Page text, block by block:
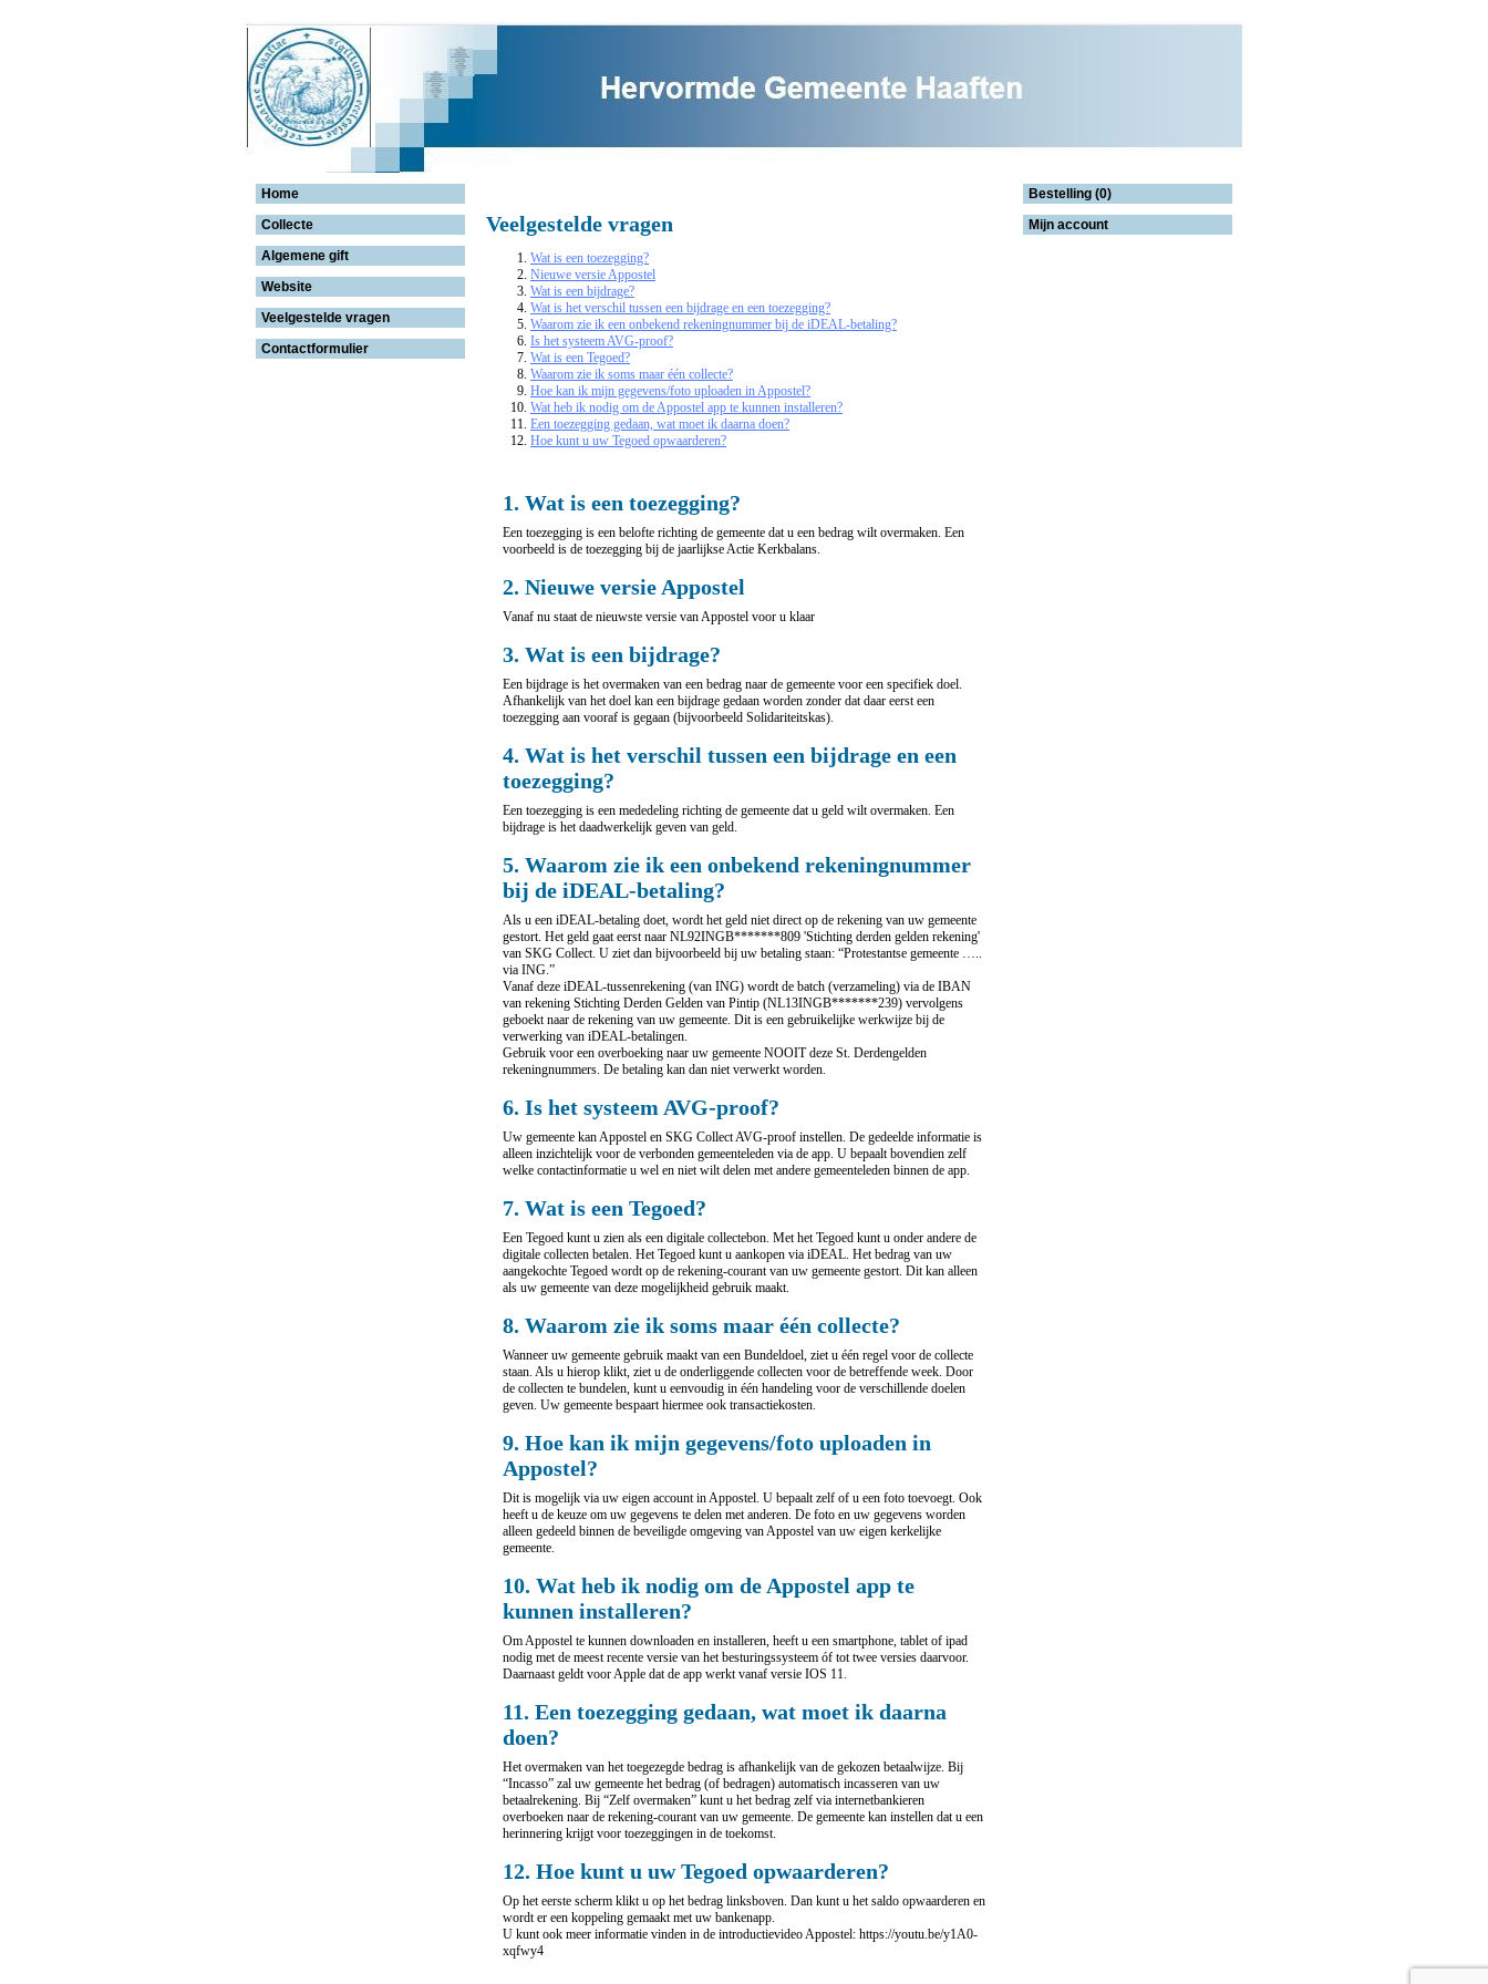
Veelgestelde vragen
Wat is een toezegging?
Nieuwe versie Appostel
Wat is een bijdrage?
Wat is het verschil tussen een bijdrage en een toezegging?
Waarom zie ik een onbekend rekeningnummer bij de iDEAL-betaling?
Is het systeem AVG-proof?
Wat is een Tegoed?
Waarom zie ik soms maar één collecte?
Hoe kan ik mijn gegevens/foto uploaden in Appostel?
Wat heb ik nodig om de Appostel app te kunnen installeren?
Een toezegging gedaan, wat moet ik daarna doen?
Hoe kunt u uw Tegoed opwaarderen?
1. Wat is een toezegging?
Een toezegging is een belofte richting de gemeente dat u een bedrag wilt overmaken. Een
voorbeeld is de toezegging bij de jaarlijkse Actie Kerkbalans.
2. Nieuwe versie Appostel
Vanaf nu staat de nieuwste versie van Appostel voor u klaar
3. Wat is een bijdrage?
Een bijdrage is het overmaken van een bedrag naar de gemeente voor een specifiek doel.
Afhankelijk van het doel kan een bijdrage gedaan worden zonder dat daar eerst een
toezegging aan vooraf is gegaan (bijvoorbeeld Solidariteitskas).
4. Wat is het verschil tussen een bijdrage en een
toezegging?
Een toezegging is een mededeling richting de gemeente dat u geld wilt overmaken. Een
bijdrage is het daadwerkelijk geven van geld.
5. Waarom zie ik een onbekend rekeningnummer
bij de iDEAL-betaling?
Als u een iDEAL-betaling doet, wordt het geld niet direct op de rekening van uw gemeente
gestort. Het geld gaat eerst naar NL92INGB*******809 'Stichting derden gelden rekening'
van SKG Collect. U ziet dan bijvoorbeeld bij uw betaling staan: “Protestantse gemeente …..
via ING.”
Vanaf deze iDEAL-tussenrekening (van ING) wordt de batch (verzameling) via de IBAN
van rekening Stichting Derden Gelden van Pintip (NL13INGB*******239) vervolgens
geboekt naar de rekening van uw gemeente. Dit is een gebruikelijke werkwijze bij de
verwerking van iDEAL-betalingen.
Gebruik voor een overboeking naar uw gemeente NOOIT deze St. Derdengelden
rekeningnummers. De betaling kan dan niet verwerkt worden.
6. Is het systeem AVG-proof?
Uw gemeente kan Appostel en SKG Collect AVG-proof instellen. De gedeelde informatie is
alleen inzichtelijk voor de verbonden gemeenteleden via de app. U bepaalt bovendien zelf
welke contactinformatie u wel en niet wilt delen met andere gemeenteleden binnen de app.
7. Wat is een Tegoed?
Een Tegoed kunt u zien als een digitale collectebon. Met het Tegoed kunt u onder andere de
digitale collecten betalen. Het Tegoed kunt u aankopen via iDEAL. Het bedrag van uw
aangekochte Tegoed wordt op de rekening-courant van uw gemeente gestort. Dit kan alleen
als uw gemeente van deze mogelijkheid gebruik maakt.
8. Waarom zie ik soms maar één collecte?
Wanneer uw gemeente gebruik maakt van een Bundeldoel, ziet u één regel voor de collecte
staan. Als u hierop klikt, ziet u de onderliggende collecten voor de betreffende week. Door
de collecten te bundelen, kunt u eenvoudig in één handeling voor de verschillende doelen
geven. Uw gemeente bespaart hiermee ook transactiekosten.
9. Hoe kan ik mijn gegevens/foto uploaden in
Appostel?
Dit is mogelijk via uw eigen account in Appostel. U bepaalt zelf of u een foto toevoegt. Ook
heeft u de keuze om uw gegevens te delen met anderen. De foto en uw gegevens worden
alleen gedeeld binnen de beveiligde omgeving van Appostel van uw eigen kerkelijke
gemeente.
10. Wat heb ik nodig om de Appostel app te
kunnen installeren?
Om Appostel te kunnen downloaden en installeren, heeft u een smartphone, tablet of ipad
nodig met de meest recente versie van het besturingssysteem óf tot twee versies daarvoor.
Daarnaast geldt voor Apple dat de app werkt vanaf versie IOS 11.
11. Een toezegging gedaan, wat moet ik daarna
doen?
Het overmaken van het toegezegde bedrag is afhankelijk van de gekozen betaalwijze. Bij
“Incasso” zal uw gemeente het bedrag (of bedragen) automatisch incasseren van uw
betaalrekening. Bij “Zelf overmaken” kunt u het bedrag zelf via internetbankieren
overboeken naar de rekening-courant van uw gemeente. De gemeente kan instellen dat u een
herinnering krijgt voor toezeggingen in de toekomst.
12. Hoe kunt u uw Tegoed opwaarderen?
Op het eerste scherm klikt u op het bedrag linksboven. Dan kunt u het saldo opwaarderen en
wordt er een koppeling gemaakt met uw bankenapp.
U kunt ook meer informatie vinden in de introductievideo Appostel: https://youtu.be/y1A0-
xqfwy4
Home
Collecte
Algemene gift
Website
Veelgestelde vragen
Contactformulier
Bestelling (0)
Mijn account